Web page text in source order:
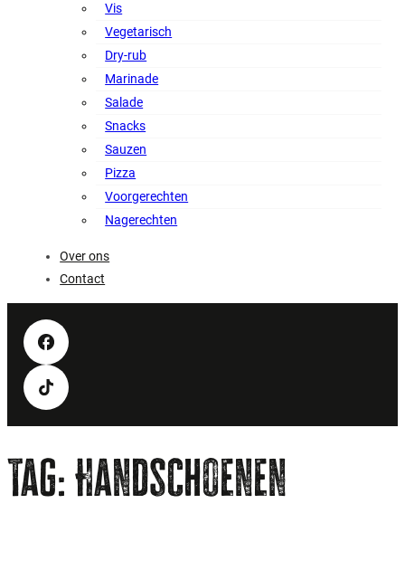
Vis
Vegetarisch
Dry-rub
Marinade
Salade
Snacks
Sauzen
Pizza
Voorgerechten
Nagerechten
Over ons
Contact
Tag:Handschoenen